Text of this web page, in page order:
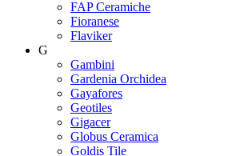
FAP Ceramiche
Fioranese
Flaviker
G
Gambini
Gardenia Orchidea
Gayafores
Geotiles
Gigacer
Globus Ceramica
Goldis Tile